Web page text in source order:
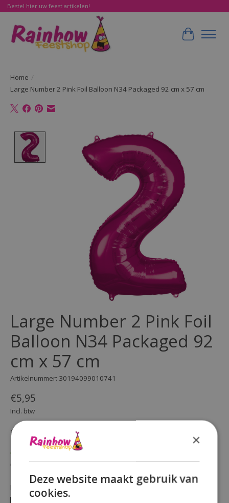
Bestel hier uw feest artikelen!
Home /
Large Number 2 Pink Foil Balloon N34 Packaged 92 cm x 57 cm
Product image slideshow Items
Large Number 2 Pink Foil
Balloon N34 Packaged 92
cm x 57 cm
Artikelnummer: 30194099010741
€5,95
Incl. btw
De beoordeling van dit product is
(0)
Hoeveelheid:
×
Deze website maakt gebruik van
cookies.